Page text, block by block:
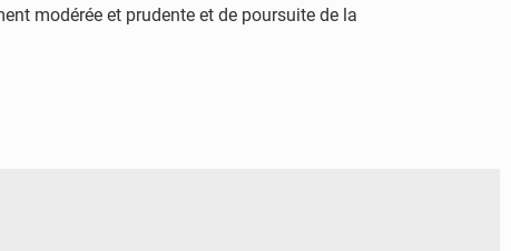
modérée et prudente et de poursuite de la